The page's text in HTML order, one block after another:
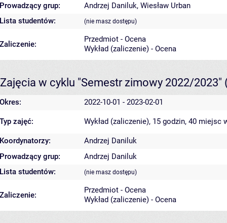
Prowadzący grup:
Andrzej Daniluk, Wiesław Urban
Lista studentów:
(nie masz dostępu)
Zaliczenie:
Przedmiot - Ocena
Wykład (zaliczenie) - Ocena
Zajęcia w cyklu "Semestr zimowy 2022/2023"
Okres: 2022-10-01 - 2023-02-01
Typ zajęć: Wykład (zaliczenie), 15 godzin, 40 miejsc
Koordynatorzy:
Andrzej Daniluk
Prowadzący grup:
Andrzej Daniluk
Lista studentów:
(nie masz dostępu)
Zaliczenie:
Przedmiot - Ocena
Wykład (zaliczenie) - Ocena